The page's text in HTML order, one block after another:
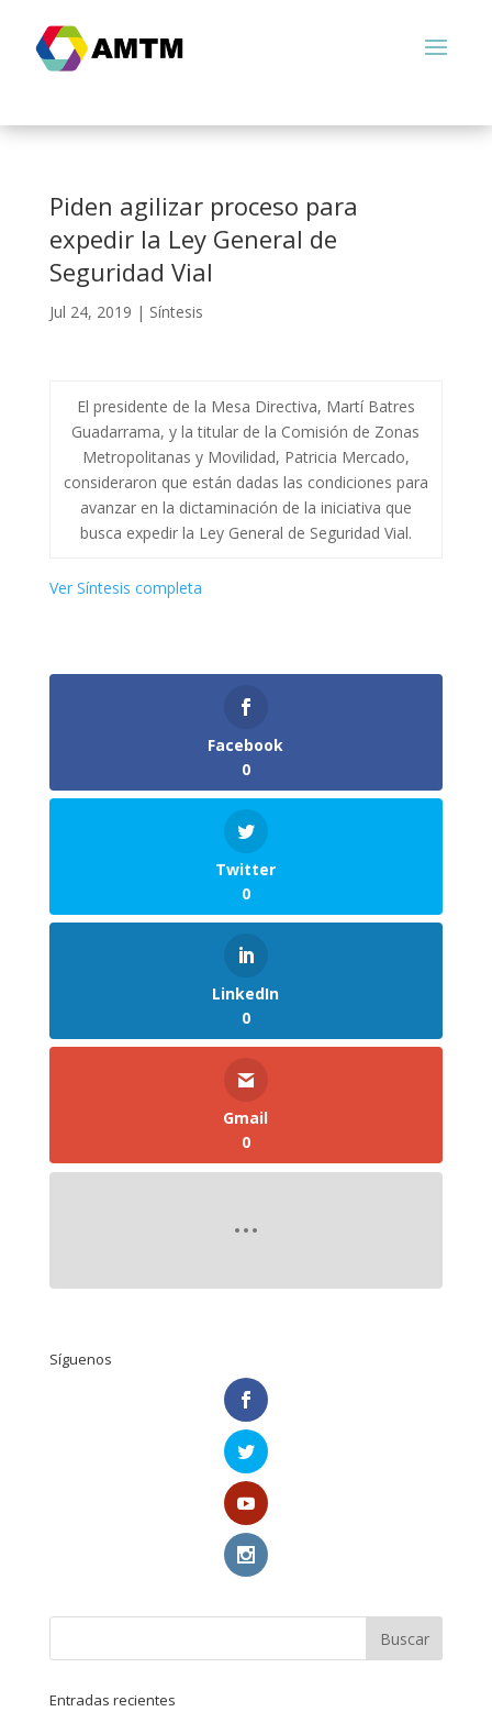
Piden agilizar proceso para
expedir la Ley General de
Seguridad Vial
Jul 24, 2019 | Síntesis
El presidente de la Mesa Directiva, Martí Batres
Guadarrama, y la titular de la Comisión de Zonas
Metropolitanas y Movilidad, Patricia Mercado,
consideraron que están dadas las condiciones para
avanzar en la dictaminación de la iniciativa que
busca expedir la Ley General de Seguridad Vial.
Ver Síntesis completa
Facebook
0
Twitter
0
LinkedIn
0
Gmail
0
Síguenos
Entradas recientes